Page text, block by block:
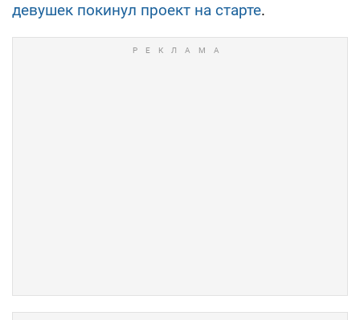
девушек покинул проект на старте.